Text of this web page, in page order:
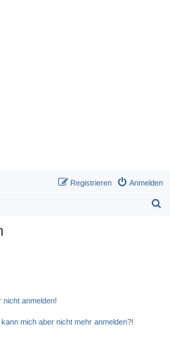
Anmelden
Registrieren
nicht anmelden!
mich aber nicht mehr anmelden?!